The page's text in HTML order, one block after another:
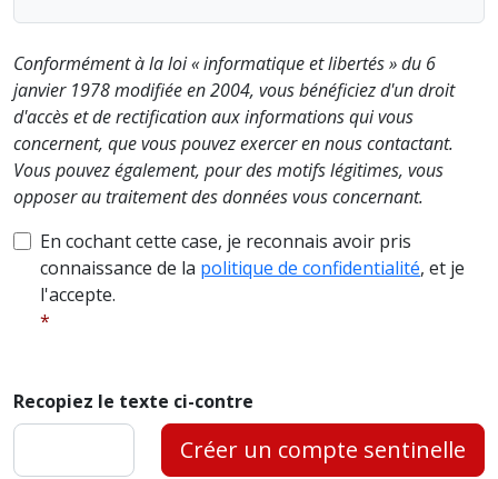
Conformément à la loi « informatique et libertés » du 6
janvier 1978 modifiée en 2004, vous bénéficiez d'un droit
d'accès et de rectification aux informations qui vous
concernent, que vous pouvez exercer en nous contactant.
Vous pouvez également, pour des motifs légitimes, vous
opposer au traitement des données vous concernant.
En cochant cette case, je reconnais avoir pris
connaissance de la politique de confidentialité, et je
l'accepte.
Recopiez le texte ci-contre
Créer un compte sentinelle